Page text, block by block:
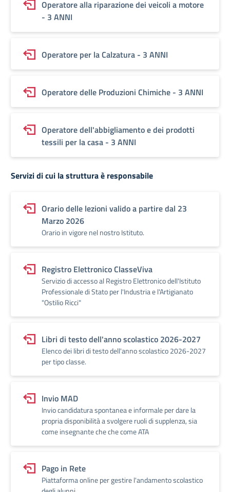
Operatore alla riparazione dei veicoli a motore
- 3 ANNI
Operatore per la Calzatura - 3 ANNI
Operatore delle Produzioni Chimiche - 3 ANNI
Operatore dell'abbigliamento e dei prodotti
tessili per la casa - 3 ANNI
Servizi di cui la struttura è responsabile
Orario delle lezioni valido a partire dal 23
Marzo 2026
Orario in vigore nel nostro Istituto.
Registro Elettronico ClasseViva
Servizio di accesso al Registro Elettronico dell'Istituto
Professionale di Stato per l'Industria e l'Artigianato
"Ostilio Ricci"
Libri di testo dell'anno scolastico 2026-2027
Elenco dei libri di testo dell'anno scolastico 2026-2027
per tipo classe.
Invio MAD
Invio candidatura spontanea e informale per dare la
propria disponibilità a svolgere ruoli di supplenza, sia
come insegnante che che come ATA
Pago in Rete
Piattaforma online per gestire l'andamento scolastico